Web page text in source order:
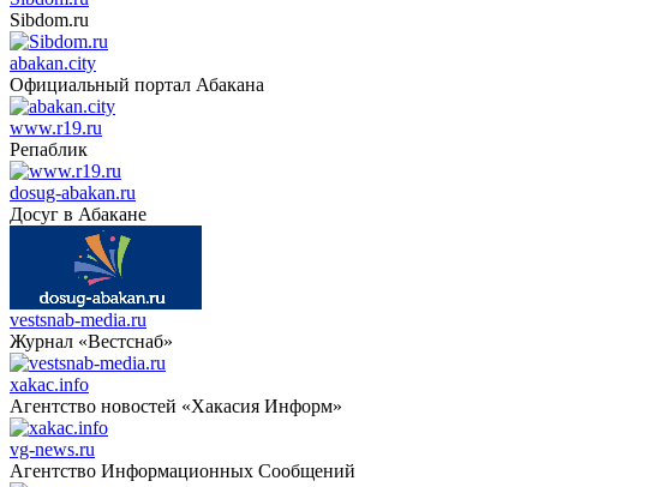
Sibdom.ru
abakan.city
Официальный портал Абакана
www.r19.ru
Репаблик
dosug-abakan.ru
Досуг в Абакане
vestsnab-media.ru
Журнал «Вестснаб»
xakac.info
Агентство новостей «Хакасия Информ»
vg-news.ru
Агентство Информационных Сообщений